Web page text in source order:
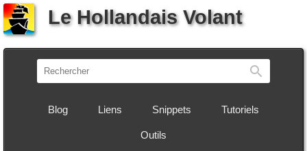
Le Hollandais Volant
Blog Liens Snippets Tutoriels
Outils